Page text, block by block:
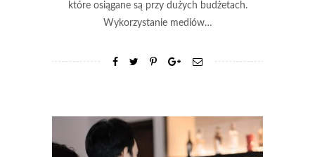
które osiągane są przy dużych budżetach.
Wykorzystanie mediów…